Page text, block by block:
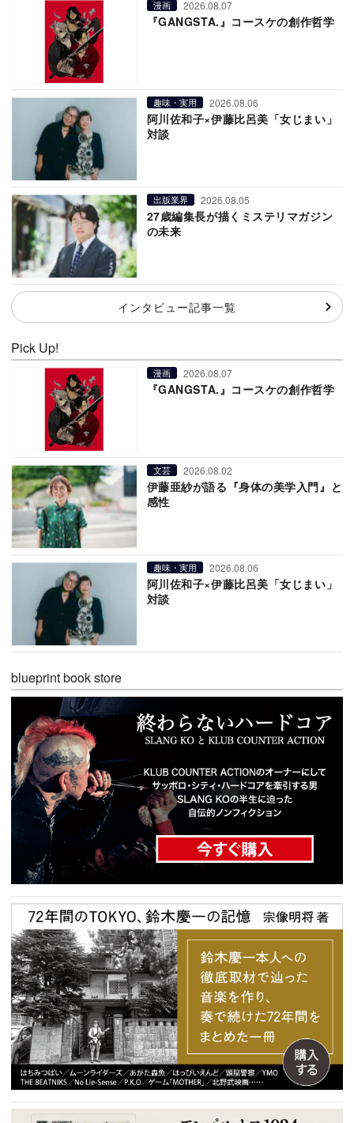
漫画 2026.08.07
『GANGSTA.』コースケの創作哲学
趣味・実用 2026.08.06
阿川佐和子×伊藤比呂美「女じまい」
対談
出版業界 2026.08.05
27歳編集長が描くミステリマガジン
の未来
インタビュー記事一覧
Pick Up!
漫画 2026.08.07
『GANGSTA.』コースケの創作哲学
文芸 2026.08.02
伊藤亜紗が語る『身体の美学入門』と
感性
趣味・実用 2026.08.06
阿川佐和子×伊藤比呂美「女じまい」
対談
blueprint book store